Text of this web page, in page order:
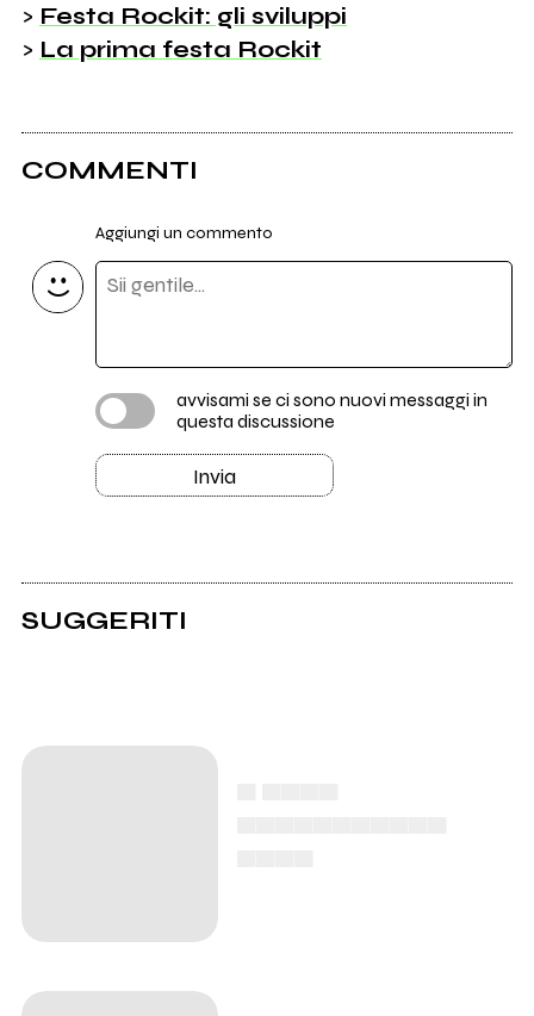
> Festa Rockit: gli sviluppi
> La prima festa Rockit
COMMENTI
Aggiungi un commento
avvisami se ci sono nuovi messaggi in
questa discussione
Invia
SUGGERITI